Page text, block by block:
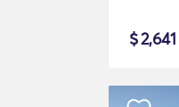
$2,641